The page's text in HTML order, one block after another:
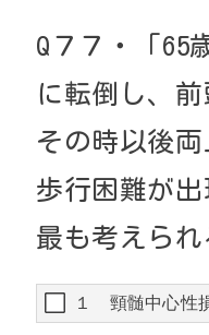
Q ７７・ 「 65
に転倒し、前
その時以後
歩行困難が出
最も考えられ
１ 頸髄中心性